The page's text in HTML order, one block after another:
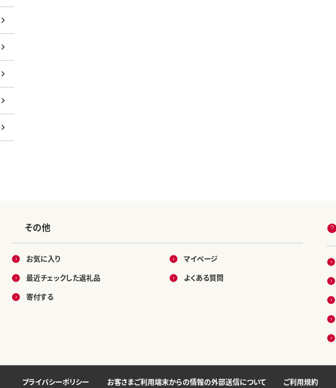
その他
お気に入り
最近チェックした返礼品
寄付する
マイページ
よくある質問
プライバシーポリシー お客さまご利用端末からの情報の外部送信について ご利用規約